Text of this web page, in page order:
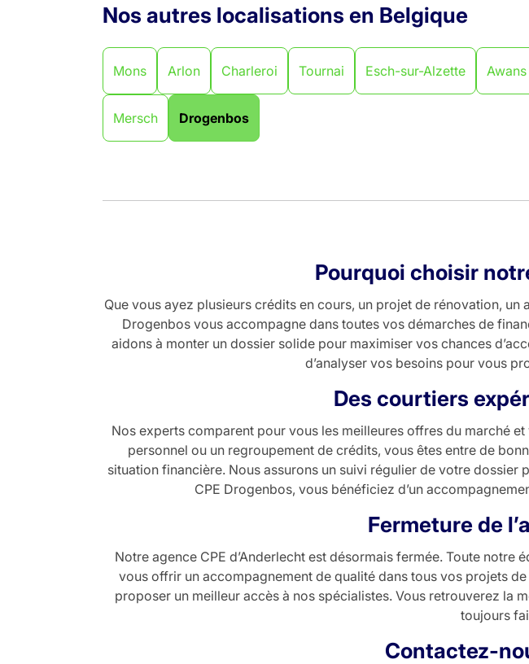
Nos autres localisations en Belgique
Mons Arlon Charleroi Tournai Esch-sur-Alzette Awans
Mersch Drogenbos
Pourquoi choisir
Que vous ayez plusieurs crédits en cours, un projet de rénovation,
Drogenbos vous accompagne dans toutes vos démarches de
aidons à monter un dossier solide pour maximiser vos chances
d’analyser vos besoins pour vous
Des courtiers
Nos experts comparent pour vous les meilleures offres du marché
personnel ou un regroupement de crédits, vous êtes entre de
situation financière. Nous assurons un suivi régulier de votre
CPE Drogenbos, vous bénéficiez d’un
Fermeture de
Notre agence CPE d’Anderlecht est désormais fermée. Toute
vous offrir un accompagnement de qualité dans tous vos projets
proposer un meilleur accès à nos spécialistes. Vous retrouverez la
toujours
Contactez-